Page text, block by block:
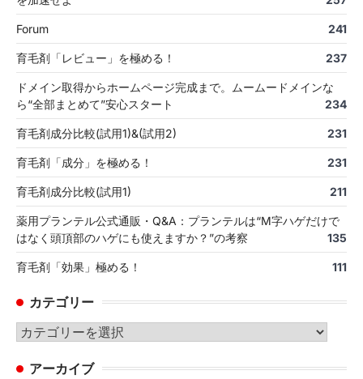
Forum 241
育毛剤「レビュー」を極める！ 237
ドメイン取得からホームページ完成まで。ムームードメインな
ら“全部まとめて”安心スタート
234
育毛剤成分比較(試用1)&(試用2) 231
育毛剤「成分」を極める！ 231
育毛剤成分比較(試用1) 211
薬用プランテル公式通販・Q&A：プランテルは“M字ハゲだけで
はなく頭頂部のハゲにも使えますか？”の考察
135
育毛剤「効果」極める！ 111
カテゴリー
カ
ゴ アーカイブ